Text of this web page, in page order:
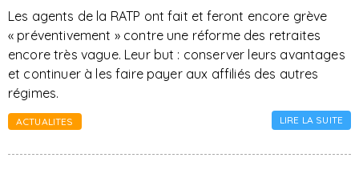
Les agents de la RATP ont fait et feront encore grève
« préventivement » contre une réforme des retraites
encore très vague. Leur but : conserver leurs avantages
et continuer à les faire payer aux affiliés des autres
régimes.
ACTUALITES LIRE LA SUITE